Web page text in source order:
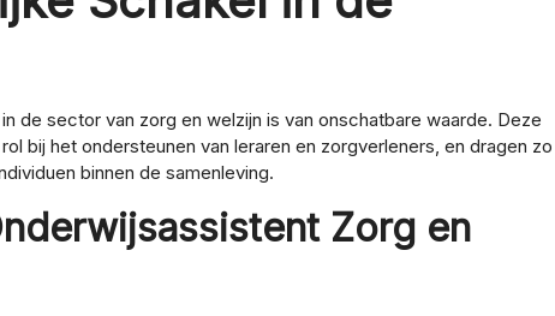
de sector van zorg en welzijn is van onschatbare waarde. Deze
bij het ondersteunen van leraren en zorgverleners, en dragen zo
binnen de samenleving.
Zorg en